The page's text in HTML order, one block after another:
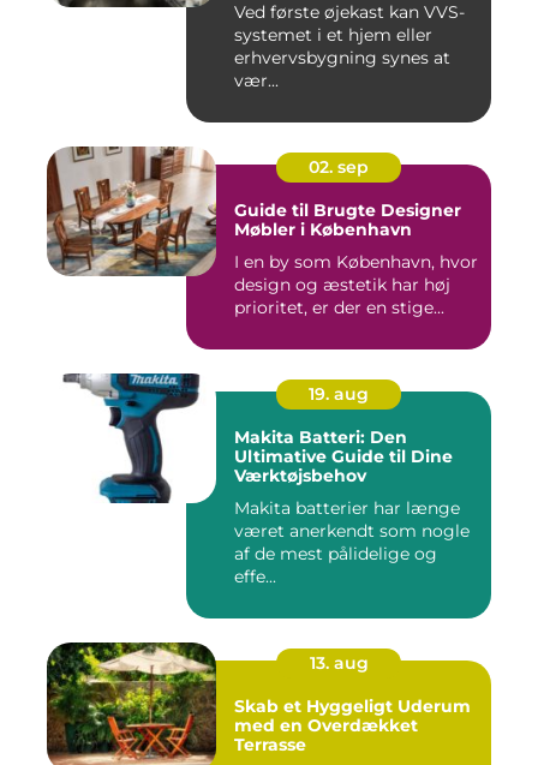
Ved første øjekast kan VVS-
systemet i et hjem eller
erhvervsbygning synes at
vær...
02. sep
Guide til Brugte Designer
Møbler i København
I en by som København, hvor
design og æstetik har høj
prioritet, er der en stige...
19. aug
Makita Batteri: Den
Ultimative Guide til Dine
Værktøjsbehov
Makita batterier har længe
været anerkendt som nogle
af de mest pålidelige og
effe...
13. aug
Skab et Hyggeligt Uderum
med en Overdækket
Terrasse